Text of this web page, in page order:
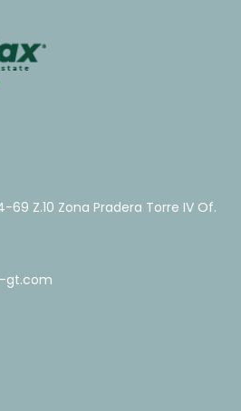
69 Z.10 Zona Pradera Torre IV Of.
gt.com